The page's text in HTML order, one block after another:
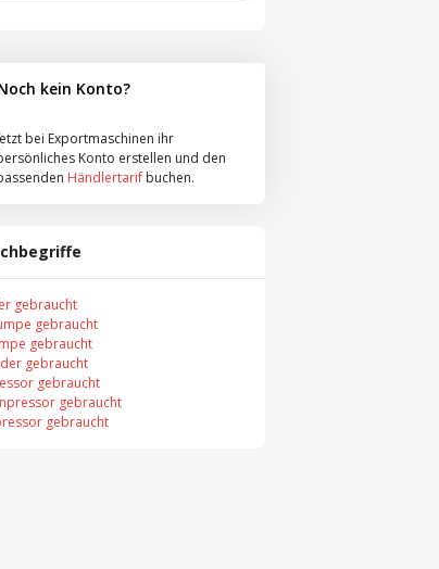
kein Konto?
bei Exportmaschinen ihr
Konto erstellen und den
Händlertarif buchen.
gebraucht
gebraucht
gebraucht
gebraucht
gebraucht
gebraucht
gebraucht